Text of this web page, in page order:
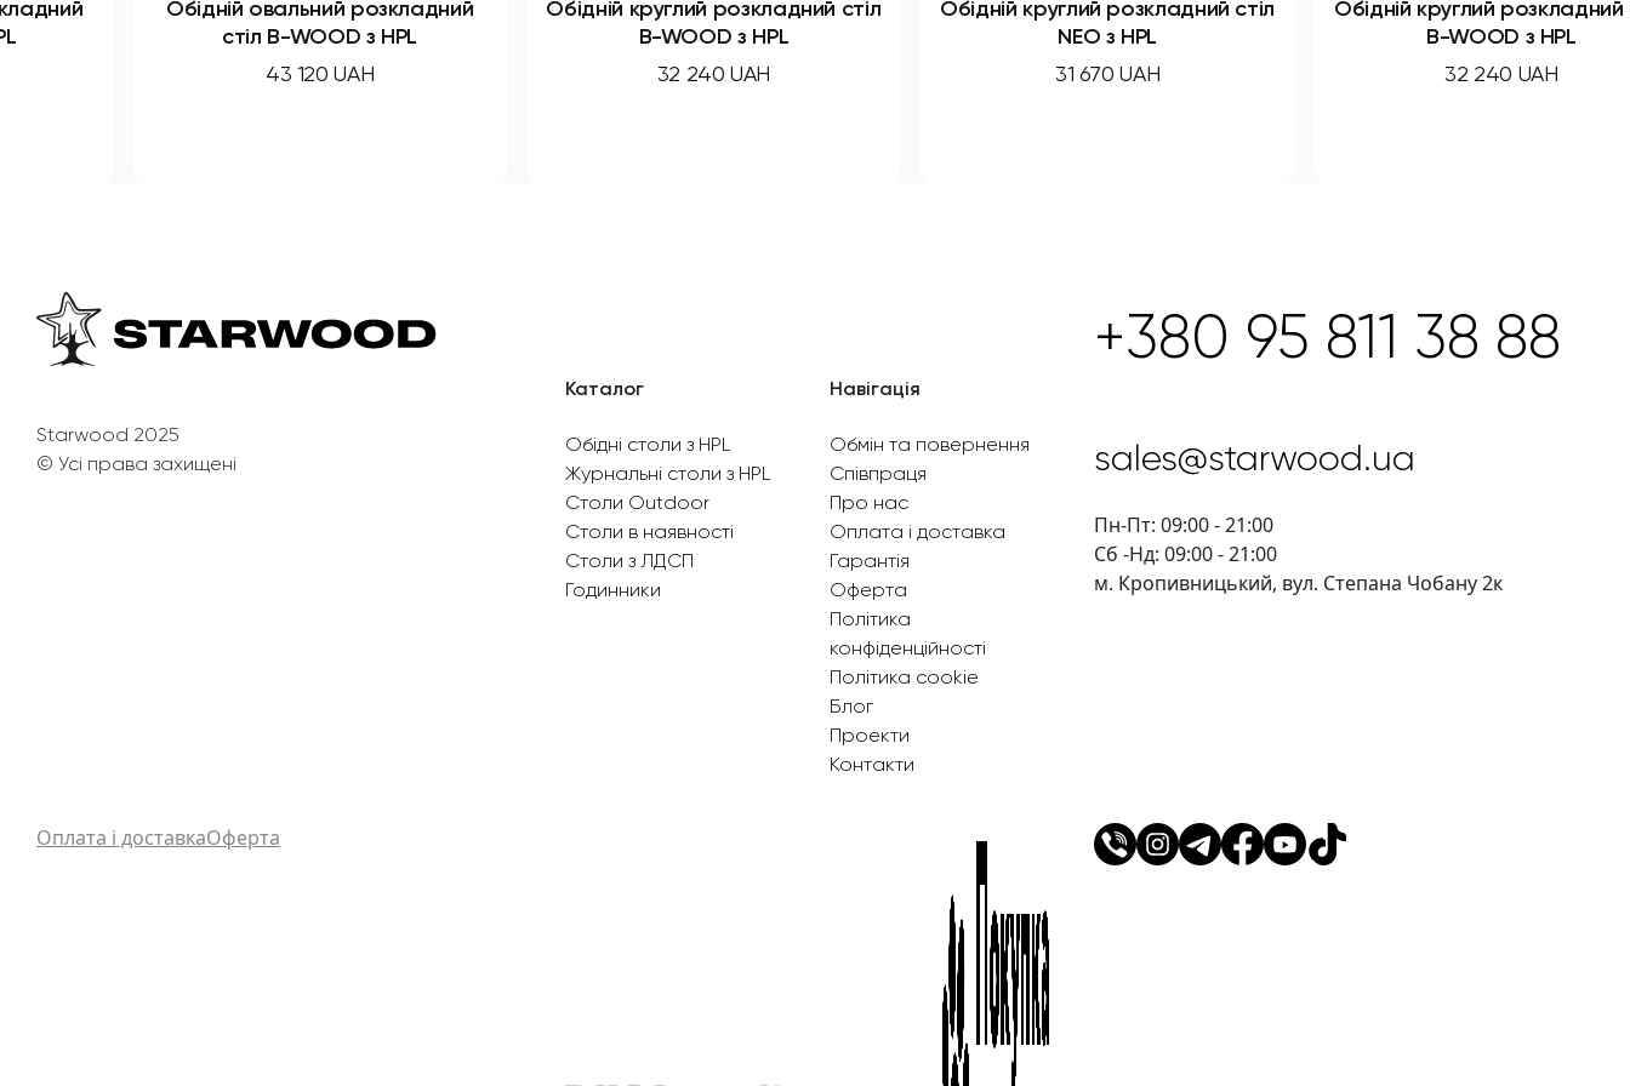
Обідній овальний розкладний
стіл B-WOOD з HPL
43 120 UAH
Обідній круглий розкладний стіл
B-WOOD з HPL
32 240 UAH
Обідній круглий розкладний стіл
NEO з HPL
31 670 UAH
Обідній круглий розкладний стіл
B-WOOD з HPL
32 240 UAH
Starwood 2025
© Усі права захищені
Каталог
Обідні столи з HPL
Журнальні столи з HPL
Столи Outdoor
Столи в наявності
Столи з ЛДСП
Годинники
Навігація
Обмін та повернення
Співпраця
Про нас
Оплата і доставка
Гарантія
Оферта
Політика
конфіденційності
Політика cookie
Блог
Проекти
Контакти
+380 95 811 38 88
sales@starwood.ua
Пн-Пт: 09:00 - 21:00
Сб -Нд: 09:00 - 21:00
м. Кропивницький, вул. Степана Чобану 2к
Оплата і доставкаОферта